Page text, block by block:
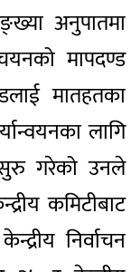
अनुपातमा
चयनको मापदण्ड
मातहतका
लागि
गरेको उनले
कमिटीबाट
निर्वाचन